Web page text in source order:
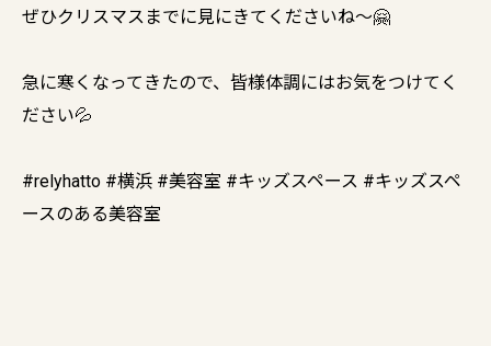
ぜひクリスマスまでに見にきてくださいね〜🤗
急に寒くなってきたので、皆様体調にはお気をつけてく
ださい💦
#relyhatto #横浜 #美容室 #キッズスペース #キッズスペ
ースのある美容室